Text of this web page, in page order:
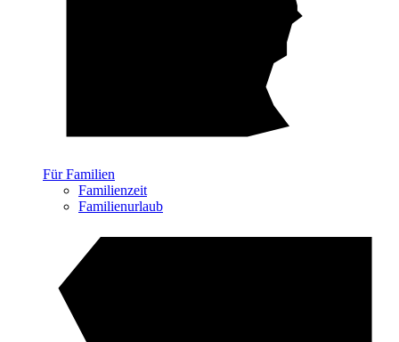
Für Familien
Familienzeit
Familienurlaub